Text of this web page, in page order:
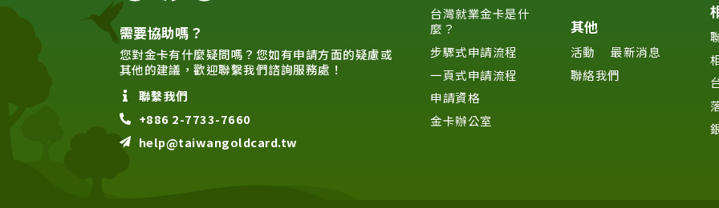
需要協助嗎？
您對金卡有什麼疑問嗎？您如有申請方面的疑慮或
其他的建議，歡迎聯繫我們諮詢服務處！
聯繫我們
+886 2-7733-7660
help@taiwangoldcard.tw
台灣就業金卡是什
麼？
步驟式申請流程
一頁式申請流程
申請資格
金卡辦公室
其他
活動
最新消息
聯絡我們